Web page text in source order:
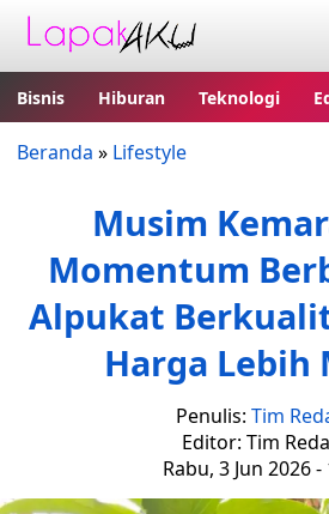
Bisnis Hiburan Teknologi
Beranda » Lifestyle
Musim
Momentum
Alpukat
Harga Lebih
Penulis: Tim
Editor: Tim
Rabu, 3 Jun 2026 -